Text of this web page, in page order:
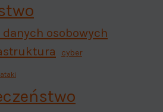
osobowych
cyber